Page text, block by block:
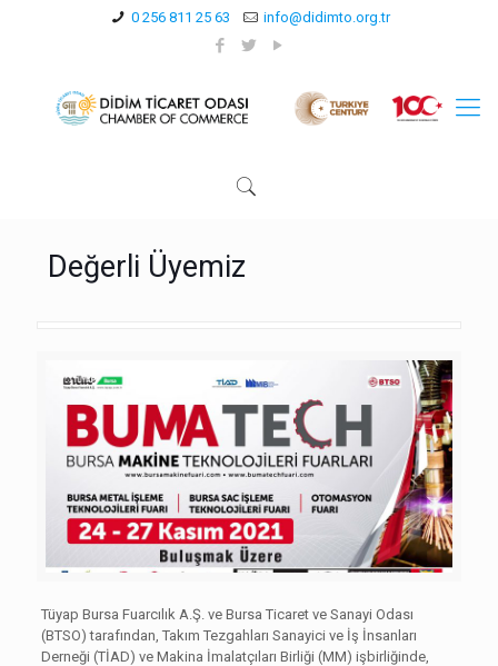
0 256 811 25 63 info@didimto.org.tr
Değerli Üyemiz
Tüyap Bursa Fuarcılık A.Ş. ve Bursa Ticaret ve Sanayi Odası
(BTSO) tarafından, Takım Tezgahları Sanayici ve İş İnsanları
Derneği (TİAD) ve Makina İmalatçıları Birliği (MM) işbirliğinde,